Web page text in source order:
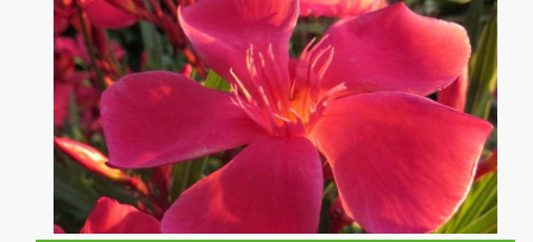
x
Laurier Rose Papa Gambetta rouge Corail